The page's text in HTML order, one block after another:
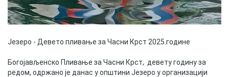
Вијести
Активности
Јавни позиви
Језеро - Девето пливање за Часни Крст 2025.године
Богојављенско Пливање за Часни Крст, девету годину за
редом, одржано је данас у општини Језеро у организацији